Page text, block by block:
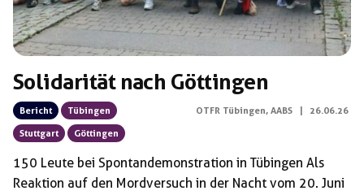
Solidarität nach Göttingen
Bericht
Tübingen
Stuttgart
Göttingen
OTFR Tübingen,AABS 26.06.26
150 Leute bei Spontandemonstration in Tübingen Als
Reaktion auf den Mordversuch in der Nacht vom 20. Juni